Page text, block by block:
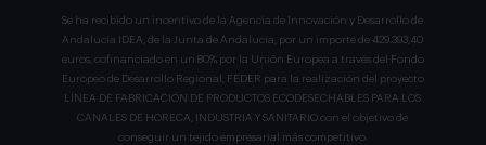
Se ha recibido un incentivo de la Agencia de Innovación y Desarrollo de
Andalucía IDEA, de la Junta de Andalucía, por un importe de 429.393,40
euros, cofinanciado en un 80% por la Unión Europea a través del Fondo
Europeo de Desarrollo Regional, FEDER para la realización del proyecto
LÍNEA DE FABRICACION DE PRODUCTOS ECODESECHABLES PARA LOS
CANALES DE HORECA, INDUSTRIA Y SANITARIO con el objetivo de
conseguir un tejido empresarial más competitivo.